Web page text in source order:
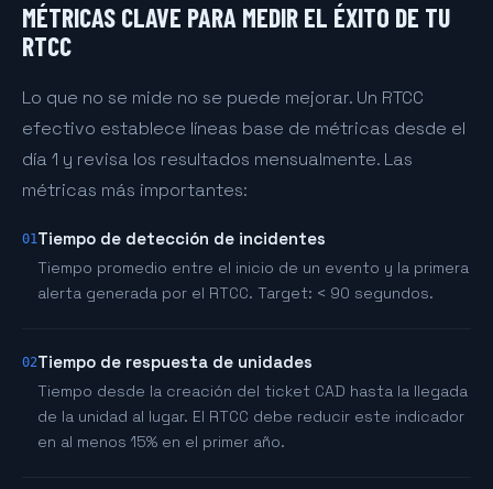
MÉTRICAS CLAVE PARA MEDIR EL ÉXITO DE TU
RTCC
Lo que no se mide no se puede mejorar. Un RTCC
efectivo establece líneas base de métricas desde el
día 1 y revisa los resultados mensualmente. Las
métricas más importantes:
01Tiempo de detección de incidentes
Tiempo promedio entre el inicio de un evento y la primera
alerta generada por el RTCC. Target: < 90 segundos.
02Tiempo de respuesta de unidades
Tiempo desde la creación del ticket CAD hasta la llegada
de la unidad al lugar. El RTCC debe reducir este indicador
en al menos 15% en el primer año.